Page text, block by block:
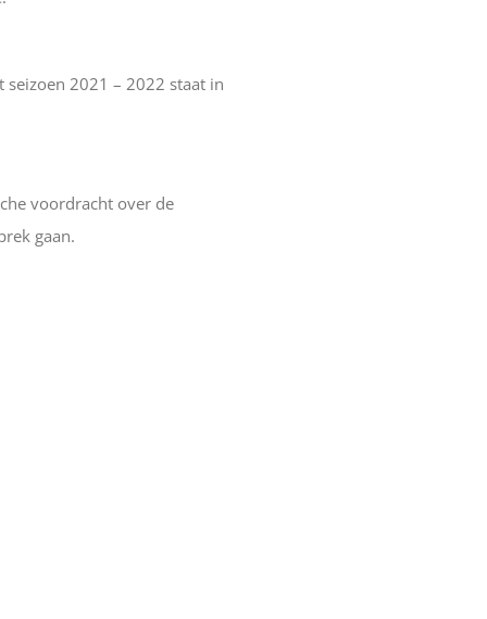
2021 – 2022 staat in
voordracht over de
gaan.